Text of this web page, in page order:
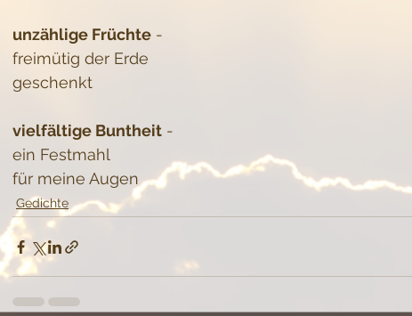
unzählige Früchte -
freimütig der Erde
geschenkt
vielfältige Buntheit -
ein Festmahl
für meine Augen
Gedichte